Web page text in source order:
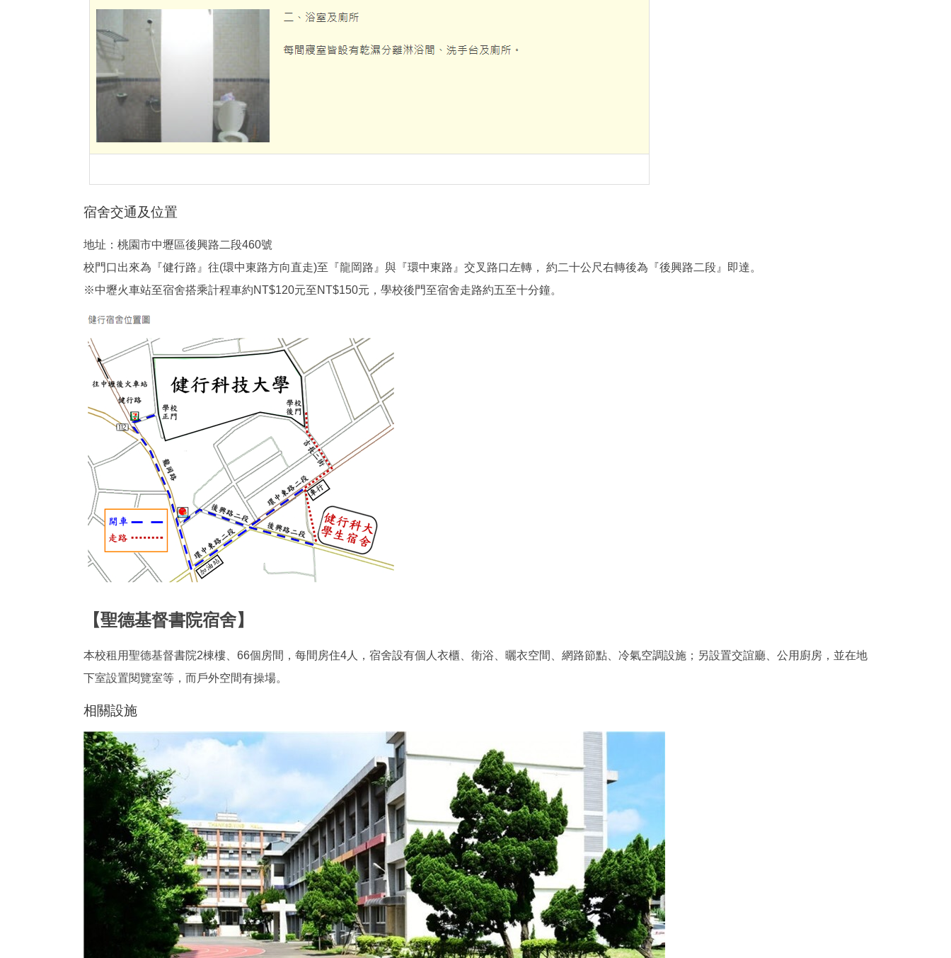
宿舍交通及位置
地址：桃園市中壢區後興路二段460號
校門口出來為『健行路』往(環中東路方向直走)至『龍岡路』與『環中東路』交叉路口左轉， 約二十公尺右轉後為『後興路二段』即達。
※中壢火車站至宿舍搭乘計程車約NT$120元至NT$150元，學校後門至宿舍走路約五至十分鐘。
【聖德基督書院宿舍】
本校租用聖德基督書院2棟樓、66個房間，每間房住4人，宿舍設有個人衣櫃、衛浴、曬衣空間、網路節點、冷氣空調設施；另設置交誼廳、公用廚房，並在地
下室設置閱覽室等，而戶外空間有操場。
相關設施